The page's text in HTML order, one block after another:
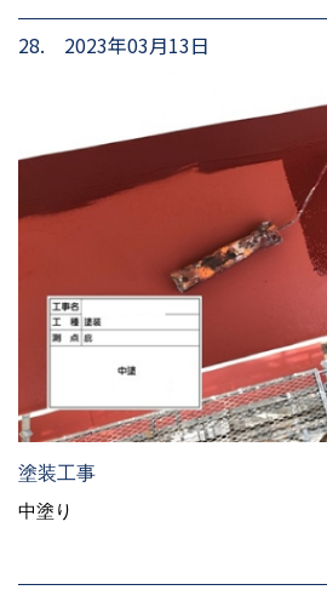
28. 2023年03月13日
塗装工事
中塗り